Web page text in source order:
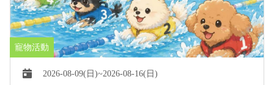
2026-08-09(日)~2026-08-16(日)